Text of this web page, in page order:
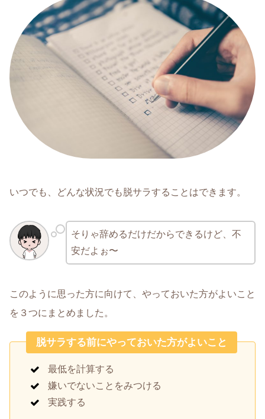
いつでも、どんな状況でも脱サラすることはできます。
そりゃ辞めるだけだからできるけど、不
安だよぉ〜
このように思った方に向けて、やっておいた方がよいこと
を３つにまとめました。
脱サラする前にやっておいた方がよいこと
最低を計算する
嫌いでないことをみつける
実践する